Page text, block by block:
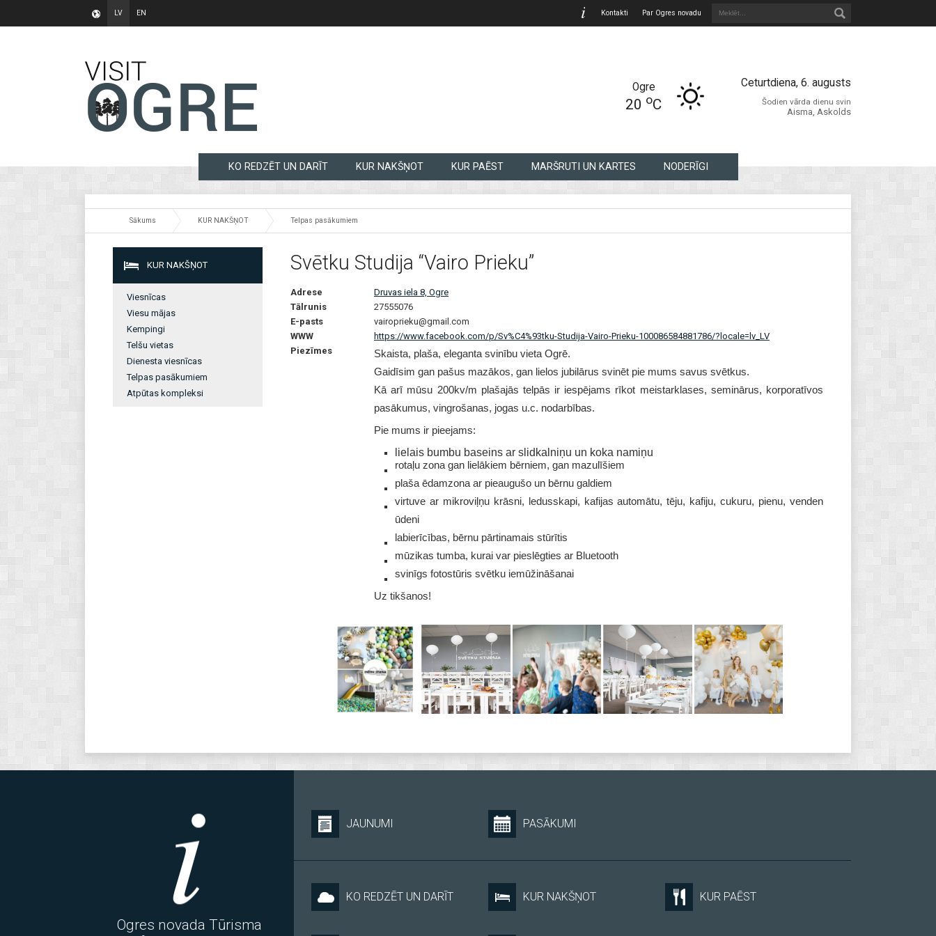
LV EN Kontakti Par Ogres novadu
Ogre
20 oC
Ceturtdiena, 6. augusts
Šodien vārda dienu svin
Aisma, Askolds
KO REDZĒT UN DARĪT KUR NAKŠŅOT KUR PAĒST MARŠRUTI UN KARTES NODERĪGI
Sākums KUR NAKŠŅOT Telpas pasākumiem
KUR NAKŠŅOT
Viesnīcas
Viesu mājas
Kempingi
Telšu vietas
Dienesta viesnīcas
Telpas pasākumiem
Atpūtas kompleksi
Svētku Studija “Vairo Prieku”
Adrese
Druvas iela 8, Ogre
Tālrunis
27555076
E-pasts
vairoprieku@gmail.com
WWW
https://www.facebook.com/p/Sv%C4%93tku-Studija-Vairo-Prieku-100086584881786/?locale=lv_LV
Piezīmes
Skaista, plaša, eleganta svinību vieta Ogrē.
Gaidīsim gan pašus mazākos, gan lielos jubilārus svinēt pie mums savus svētkus.
Kā arī mūsu 200kv/m plašajās telpās ir iespējams rīkot meistarklases, seminārus, korporatīvos
pasākumus, vingrošanas, jogas u.c. nodarbības.
Pie mums ir pieejams:
lielais bumbu baseins ar slidkalniņu un koka namiņu
rotaļu zona gan lielākiem bērniem, gan mazulīšiem
plaša ēdamzona ar pieaugušo un bērnu galdiem
virtuve ar mikroviļņu krāsni, ledusskapi, kafijas automātu, tēju, kafiju, cukuru, pienu, venden
ūdeni
labierīcības, bērnu pārtinamais stūrītis
mūzikas tumba, kurai var pieslēgties ar Bluetooth
svinīgs fotostūris svētku iemūžināšanai
Uz tikšanos!
Ogres novada Tūrisma
JAUNUMI PASĀKUMI
KO REDZĒT UN DARĪT KUR NAKŠŅOT KUR PAĒST